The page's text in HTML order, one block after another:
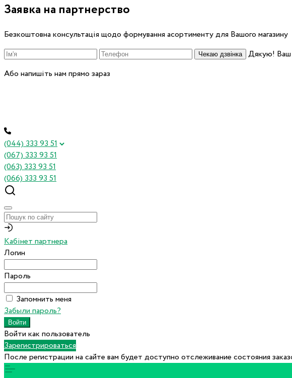
Заявка на партнерство
Безкоштовна консультація щодо формування асортименту для Вашого магазину
Чекаю дзвінка
Дякую! Ваш
Або напишіть нам прямо зараз
(044) 333 93 51
(067) 333 93 51
(063) 333 93 51
(066) 333 93 51
Кабінет партнера
Логин
Пароль
Запомнить меня
Забыли пароль?
Войти как пользователь
Зарегистрироваться
После регистрации на сайте вам будет доступно отслеживание состояния